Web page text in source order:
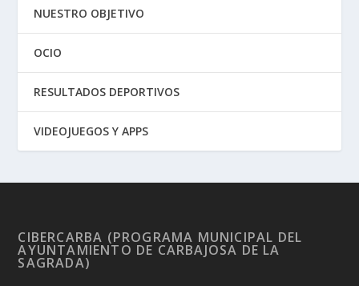
NUESTRO OBJETIVO
OCIO
RESULTADOS DEPORTIVOS
VIDEOJUEGOS Y APPS
CIBERCARBA (PROGRAMA MUNICIPAL DEL
AYUNTAMIENTO DE CARBAJOSA DE LA
SAGRADA)